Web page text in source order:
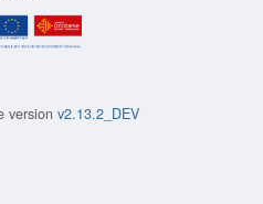
version v2.13.2_DEV